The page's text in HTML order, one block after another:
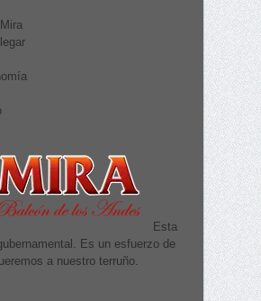
Esta
Es un esfuerzo de
a nuestro terruño.